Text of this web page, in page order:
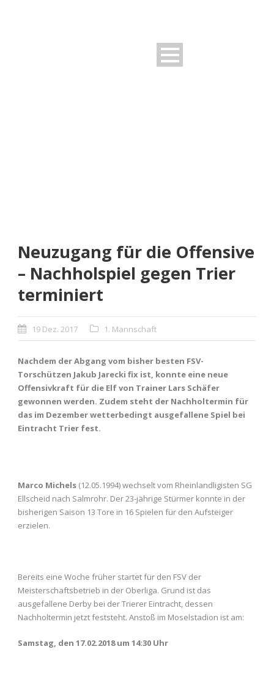
Neuzugang für die Offensive
– Nachholspiel gegen Trier
terminiert
19 Dez. 2017 1. Mannschaft
Nachdem der Abgang vom bisher besten FSV-
Torschützen Jakub Jarecki fix ist, konnte eine neue
Offensivkraft für die Elf von Trainer Lars Schäfer
gewonnen werden. Zudem steht der Nachholtermin für
das im Dezember wetterbedingt ausgefallene Spiel bei
Eintracht Trier fest.
Marco Michels (12.05.1994) wechselt vom Rheinlandligisten SG
Ellscheid nach Salmrohr. Der 23-jährige Stürmer konnte in der
bisherigen Saison 13 Tore in 16 Spielen für den Aufsteiger
erzielen.
Bereits eine Woche früher startet für den FSV der
Meisterschaftsbetrieb in der Oberliga. Grund ist das
ausgefallene Derby bei der Trierer Eintracht, dessen
Nachholtermin jetzt feststeht. Anstoß im Moselstadion ist am:
Samstag, den 17.02.2018 um 14:30 Uhr